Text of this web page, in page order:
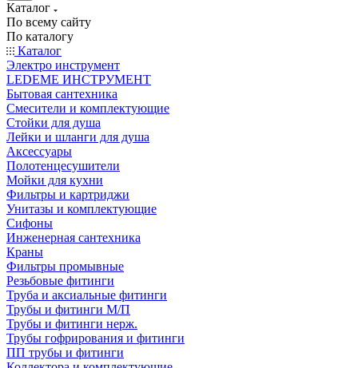
Каталог
По всему сайту
По каталогу
Каталог
Электро инструмент
LEDEME ИНСТРУМЕНТ
Бытовая сантехника
Смесители и комплектующие
Стойки для душа
Лейки и шланги для душа
Аксессуары
Полотенцесушители
Мойки для кухни
Фильтры и картриджи
Унитазы и комплектующие
Сифоны
Инженерная сантехника
Краны
Фильтры промывные
Резьбовые фитинги
Труба и аксиальные фитинги
Трубы и фитинги М/П
Трубы и фитинги нерж.
Трубы гофрирования и фитинги
ПП трубы и фитинги